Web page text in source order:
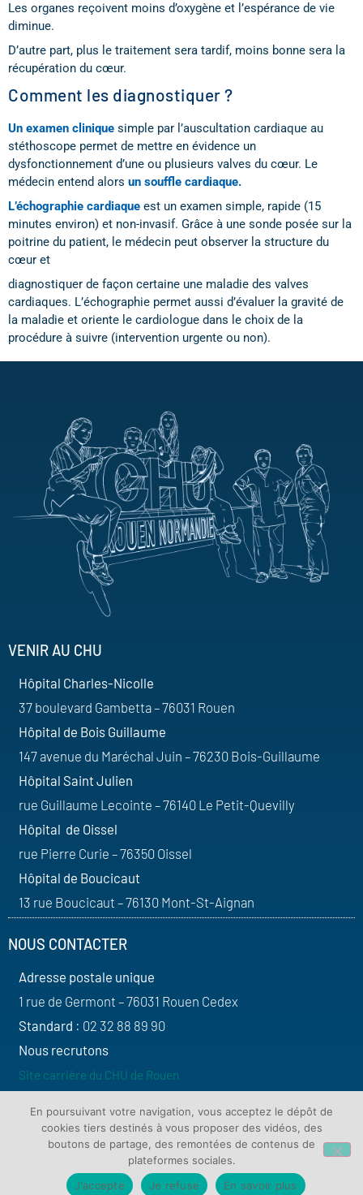
Les organes reçoivent moins d’oxygène et l’espérance de vie
diminue.
D’autre part, plus le traitement sera tardif, moins bonne sera la
récupération du cœur.
Comment les diagnostiquer ?
Un examen clinique simple par l’auscultation cardiaque au
stéthoscope permet de mettre en évidence un
dysfonctionnement d’une ou plusieurs valves du cœur. Le
médecin entend alors un souffle cardiaque.
L’échographie cardiaque est un examen simple, rapide (15
minutes environ) et non-invasif. Grâce à une sonde posée sur la
poitrine du patient, le médecin peut observer la structure du
cœur et
diagnostiquer de façon certaine une maladie des valves
cardiaques. L’échographie permet aussi d’évaluer la gravité de
la maladie et oriente le cardiologue dans le choix de la
procédure à suivre (intervention urgente ou non).
VENIR AU CHU
Hôpital Charles-Nicolle
37 boulevard Gambetta – 76031 Rouen
Hôpital de Bois Guillaume
147 avenue du Maréchal Juin – 76230 Bois-Guillaume
Hôpital Saint Julien
rue Guillaume Lecointe – 76140 Le Petit-Quevilly
Hôpital de Oissel
rue Pierre Curie – 76350 Oissel
Hôpital de Boucicaut
13 rue Boucicaut – 76130 Mont-St-Aignan
NOUS CONTACTER
Adresse postale unique
1 rue de Germont – 76031 Rouen Cedex
Standard : 02 32 88 89 90
Nous recrutons
Site carrière du CHU de Rouen
SUIVEZ-NOUS
Plan du siteMentions légales Protection de vos données
En poursuivant votre navigation, vous acceptez le dépôt de
cookies tiers destinés à vous proposer des vidéos, des
boutons de partage, des remontées de contenus de
plateformes sociales.
J'accepte
Je refuse En savoir plus